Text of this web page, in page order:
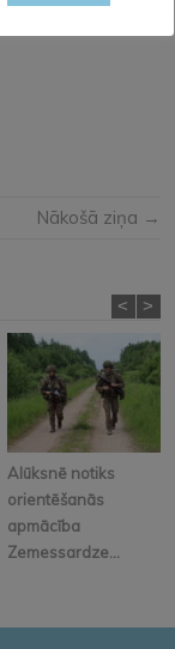
Nākošā ziņa →
Alūksnē notiks
orientēšanās
apmācība
Zemessardze...
< >